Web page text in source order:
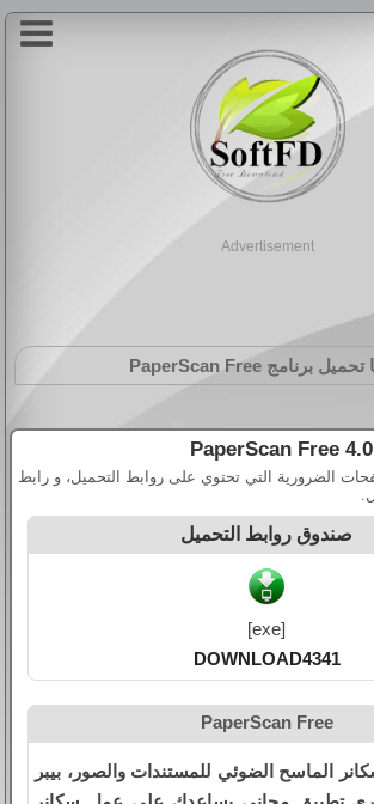
Advertisement
تحميل برنامجPaperScan Free
PaperScan Free
الضرورية التي تحتوي على روابط التحميل، و رابط
صندوق روابط التحميل
[exe]
DOWNLOAD4341
PaperScan Free
الماسح الضوئي للمستندات والصور، بيبر